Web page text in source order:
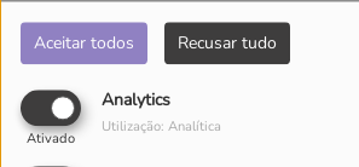
Aceitar todos Recusar tudo
Analytics
Ativado
Utilização: AnalíticaRÁDIO